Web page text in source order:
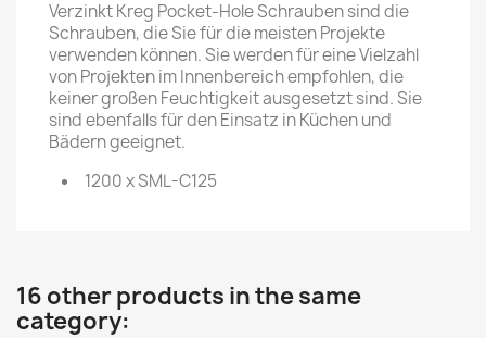
Verzinkt Kreg Pocket-Hole Schrauben sind die
Schrauben, die Sie für die meisten Projekte
verwenden können. Sie werden für eine Vielzahl
von Projekten im Innenbereich empfohlen, die
keiner großen Feuchtigkeit ausgesetzt sind. Sie
sind ebenfalls für den Einsatz in Küchen und
Bädern geeignet.
1200 x SML-C125
16 other products in the same
category: